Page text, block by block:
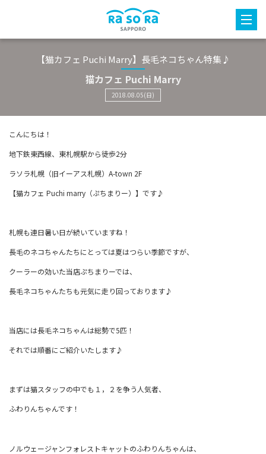
【猫カフェ Puchi Marry】長毛ネコちゃん特集♪
猫カフェ Puchi Marry
2018.08.05(日)
こんにちは！
地下鉄東西線、東札幌駅から徒歩2分
ラソラ札幌（旧イーアス札幌）A-town 2F
【猫カフェ Puchi marry（ぷちまりー）】です♪
札幌も連日暑い日が続いていますね！
長毛のネコちゃんたちにとっては夏はつらい季節ですが、
クーラーの効いた当店ぷちまりーでは、
長毛ネコちゃんたちも元気に走り回っております♪
当店には長毛ネコちゃんは総勢で5匹！
それでは順番にご紹介いたします♪
まずは猫スタッフの中でも１，２を争う人気者、
ふわりんちゃんです！
ノルウェージャンフォレストキャットのふわりんちゃんは、